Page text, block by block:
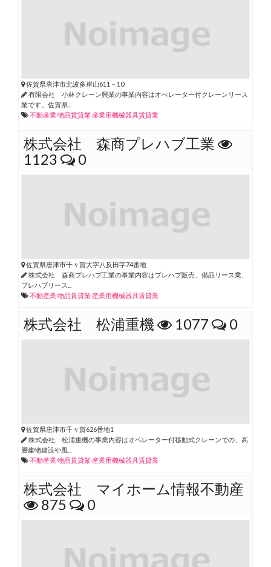
佐賀県唐津市北波多岸山611－10
有限会社 小林クレーン興業の事業内容はオぺレーター付クレーンリース
業です。佐賀県...
不動産業物品賃貸業 産業用機械器具賃貸業
株式会社 森商プレハブ工業
1123
0
佐賀県唐津市千々賀大字八反田字74番地
株式会社 森商プレハブ工業の事業内容はプレハブ販売、備品リース業、
プレハブリース...
不動産業物品賃貸業 産業用機械器具賃貸業
株式会社 松浦重機 1077 0
佐賀県唐津市千々賀626番地1
株式会社 松浦重機の事業内容はオペレーター付移動式クレーンでの、高
層建物建設や風...
不動産業物品賃貸業 産業用機械器具賃貸業
株式会社 マイホーム情報不動産
875
0